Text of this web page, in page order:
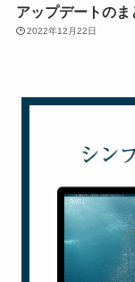
アップデートのま
2022年12月22日